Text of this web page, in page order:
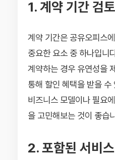
1. 계약 기간 검
계약 기간은 공유오피스
중요한 요소 중 하나입니
계약하는 경우 유연성을
통해 할인 혜택을 받을 수
비즈니스 모델이나 필요
을 고민해보는 것이 좋습
2. 포함된 서비